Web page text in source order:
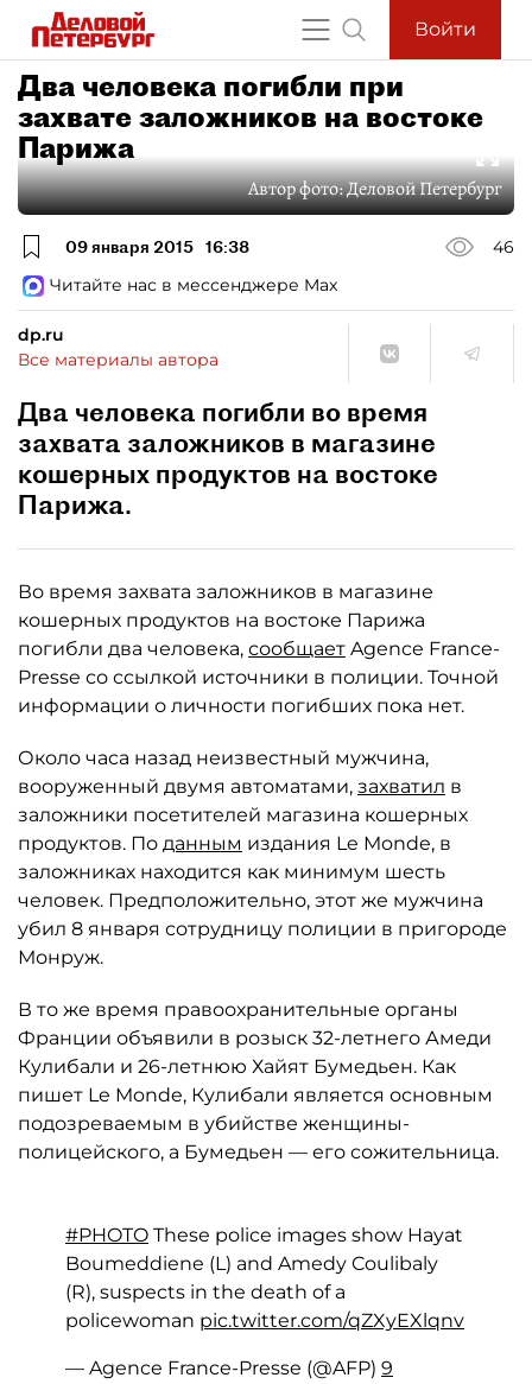
Войти
Два человека погибли при
захвате заложников на востоке
Парижа
Автор фото:Деловой Петербург
09 января 2015 16:38
46
Читайте нас в мессенджере Max
dp.ru
Все материалы автора
Два человека погибли во время
захвата заложников в магазине
кошерных продуктов на востоке
Парижа.
Во время захвата заложников в магазине
кошерных продуктов на востоке Парижа
погибли два человека, сообщает Agence France-
Presse со ссылкой источники в полиции. Точной
информации о личности погибших пока нет.
Около часа назад неизвестный мужчина,
вооруженный двумя автоматами, захватил в
заложники посетителей магазина кошерных
продуктов. По данным издания Le Monde, в
заложниках находится как минимум шесть
человек. Предположительно, этот же мужчина
убил 8 января сотрудницу полиции в пригороде
Монруж.
В то же время правоохранительные органы
Франции объявили в розыск 32-летнего Амеди
Кулибали и 26-летнюю Хайят Бумедьен. Как
пишет Le Monde, Кулибали является основным
подозреваемым в убийстве женщины-
полицейского, а Бумедьен — его сожительница.
#PHOTO These police images show Hayat
Boumeddiene (L) and Amedy Coulibaly
(R), suspects in the death of a
policewoman pic.twitter.com/qZXyEXlqnv
— Agence France-Presse (@AFP) 9